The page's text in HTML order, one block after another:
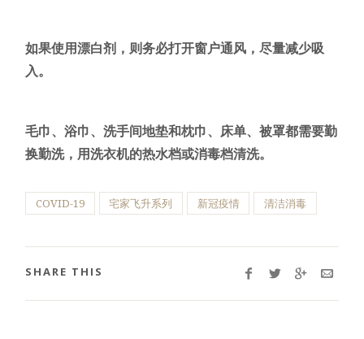
如果使用漂白剂，则务必打开窗户通风，尽量减少吸
入。
毛巾、浴巾、洗手间地垫和枕巾、床单、被罩都需要勤
换勤洗，用洗衣机的热水档或消毒档清洗。
COVID-19 宅家飞升系列 新冠疫情 清洁消毒
SHARE THIS